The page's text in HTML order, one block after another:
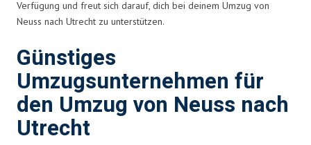
Verfügung und freut sich darauf, dich bei deinem Umzug von
Neuss nach Utrecht zu unterstützen.
Günstiges
Umzugsunternehmen für
den Umzug von Neuss nach
Utrecht